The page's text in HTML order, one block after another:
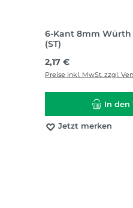
6-Kant 8mm Würth
(ST)
Regulärer Preis:
2,17 €
Preise inkl. MwSt. zzgl.
In den
Jetzt merken